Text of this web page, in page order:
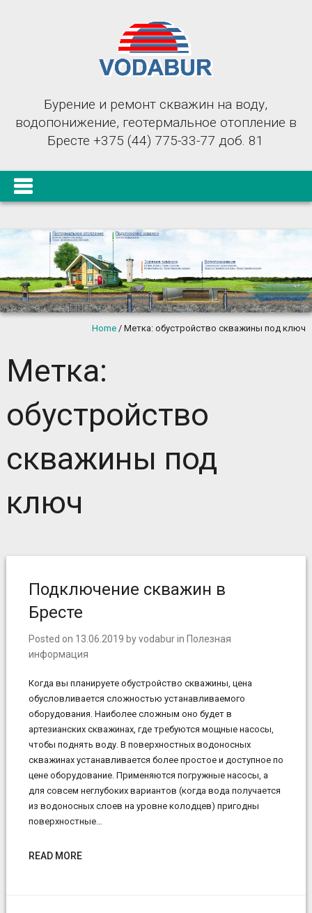
Бурение и ремонт скважин на воду,
водопонижение, геотермальное отопление в
Бресте +375 (44) 775-33-77 доб. 81
Home /Метка: обустройство скважины под ключ
Метка:
обустройство
скважины под
ключ
Подключение скважин в
Бресте
Posted on 13.06.2019 byvodaburin Полезная
информация
Когда вы планируете обустройство скважины, цена
обусловливается сложностью устанавливаемого
оборудования. Наиболее сложным оно будет в
артезианских скважинах, где требуются мощные насосы,
чтобы поднять воду. В поверхностных водоносных
скважинах устанавливается более простое и доступное по
цене оборудование. Применяются погружные насосы, а
для совсем неглубоких вариантов (когда вода получается
из водоносных слоев на уровне колодцев) пригодны
поверхностные…
READ MORE